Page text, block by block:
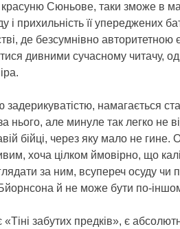
Сюньове, таки зможе в
і прихильність її упереджених
де безсумнівно авторитетною
дивними сучасному читачу,
намагається
але минуле так легко не
бійці, через яку мало не
хоча цілком ймовірно, що
за ним, всупереч осуду чи
й не може бути по-
забутих предків», є